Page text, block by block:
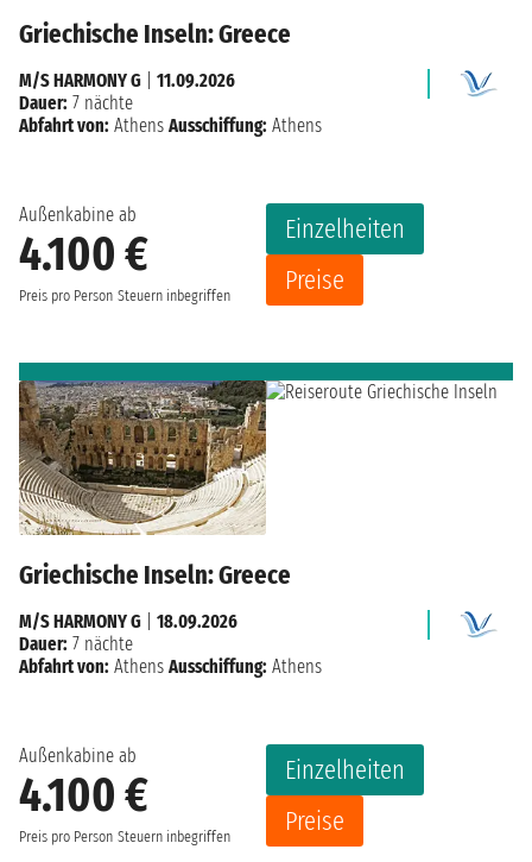
Griechische Inseln: Greece
Außenkabine ab
4.100 €
Preis pro Person Steuern inbegriffen
Einzelheiten
Preise
M/S HARMONY G
11.09.2026
Dauer: 7 nächte
Abfahrt von: Athens Ausschiffung: Athens
Griechische Inseln: Greece
Außenkabine ab
4.100 €
Preis pro Person Steuern inbegriffen
Einzelheiten
Preise
M/S HARMONY G
18.09.2026
Dauer: 7 nächte
Abfahrt von: Athens Ausschiffung: Athens